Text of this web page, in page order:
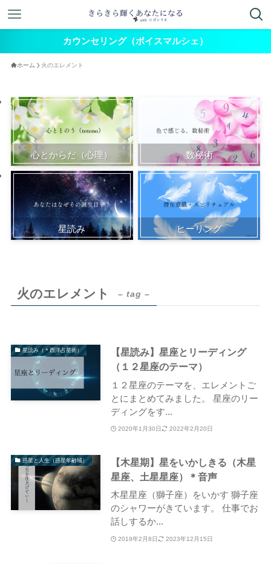
カウンセリング（ボイスマルシェ）
ホーム 火のエレメント
心とからだ（心理） 数秘術
星読み ヒーリング
火のエレメント – tag –
星読み（＊西洋占星術）
【星読み】星座とリーディング
（１２星座のテーマ）
１２星座のテーマを、エレメントご
とにまとめてみました。 星座のリー
ディングをす...
2020年1月30日 2022年2月20日
惑星と人生（惑星年齢域）
【木星期】星をいかしきる（木星
星座、土星星座）＊音声
木星星座（獅子座）をいかす 獅子座
のシャワーがきています。 仕事でお
話しするか...
2019年2月8日 2023年12月15日